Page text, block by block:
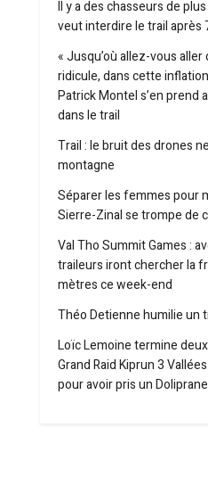
Il y a des chasseurs de
veut interdire le trail après
« Jusqu’où allez-vous
ridicule, dans cette
Patrick Montel s’en prend
dans le trail
Trail : le bruit des drones
montagne
Séparer les femmes pour
Sierre-Zinal se trompe de
Val Tho Summit Games :
traileurs iront chercher la
mètres ce week-end
Théo Detienne humilie un
Loïc Lemoine termine
Grand Raid Kiprun 3
pour avoir pris un Doliprane